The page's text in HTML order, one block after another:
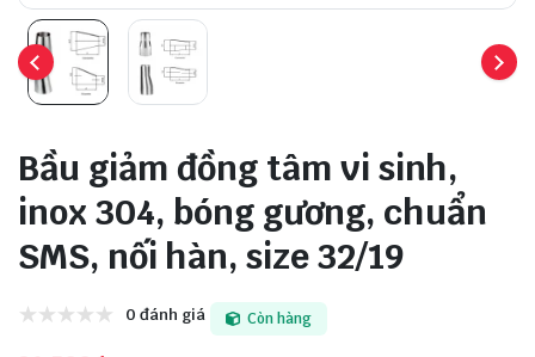
Bầu giảm đồng tâm vi sinh,
inox 304, bóng gương, chuẩn
SMS, nối hàn, size 32/19
0 đánh giá Còn hàng